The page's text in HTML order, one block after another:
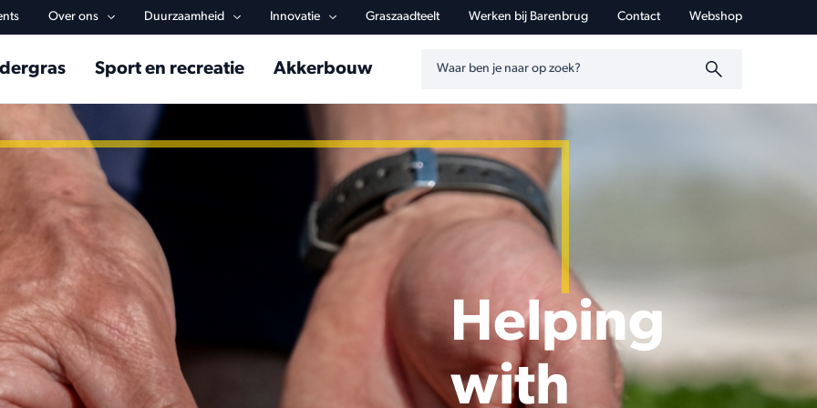
Over ons Duurzaamheid Innovatie Graszaadteelt Werken bij Barenbrug Contact Webshop
navigationSport en recreatie Akkerbouw
Helping
with